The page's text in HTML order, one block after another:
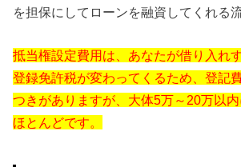
を担保にしてローンを融資してくれる
抵当権設定費用は、あなたが借り入れ
登録免許税が変わってくるため、登記
つきがありますが、大体5万～20万以
ほとんどです。